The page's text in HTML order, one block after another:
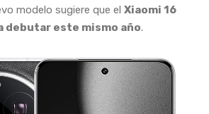
modelo sugiere que el Xiaomi 16
debutar este mismo año.